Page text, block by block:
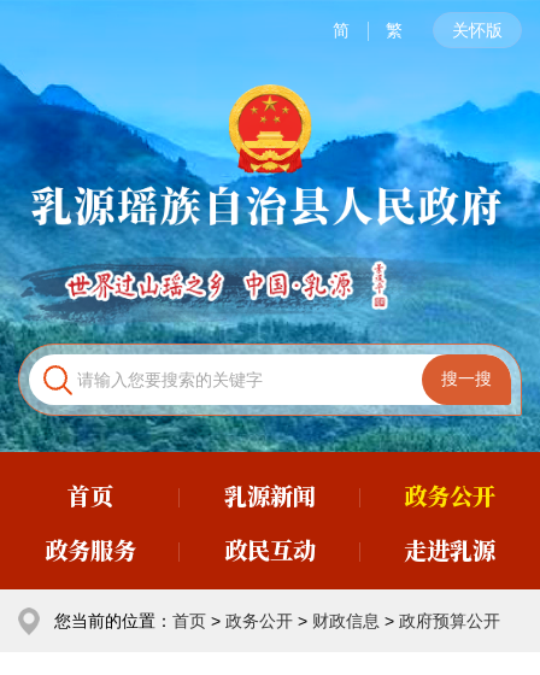
简 繁 关怀版
首页 乳源新闻
政务公开
政务服务
政民互动 走进乳源
您当前的位置： 首页 > 政务公开 > 财政信息 > 政府预算公开